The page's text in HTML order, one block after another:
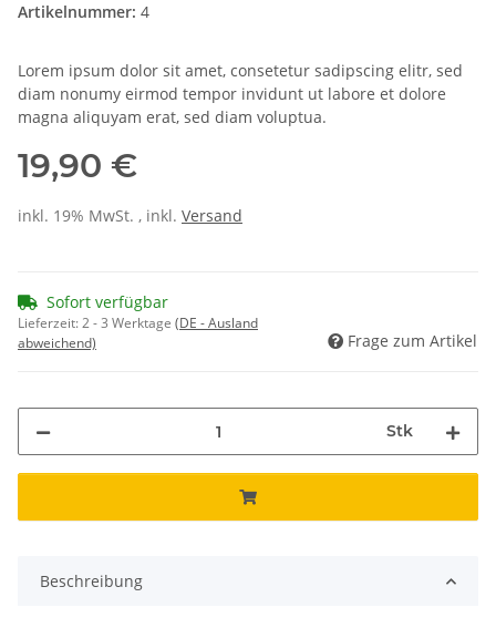
Artikelnummer: 4
Lorem ipsum dolor sit amet, consetetur sadipscing elitr, sed
diam nonumy eirmod tempor invidunt ut labore et dolore
magna aliquyam erat, sed diam voluptua.
19,90 €
inkl. 19% MwSt. , inkl. Versand
Sofort verfügbar
Lieferzeit:2 - 3 Werktage (DE - Ausland
abweichend)
Frage zum Artikel
Stk
Beschreibung